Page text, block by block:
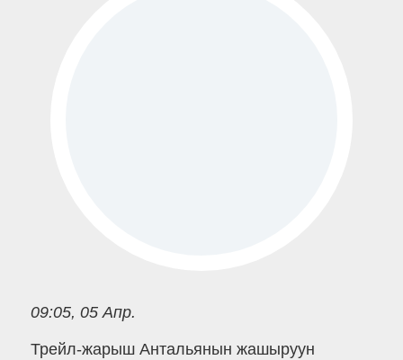
09:05, 05 Апр.
Трейл-жарыш Антальянын жашыруун